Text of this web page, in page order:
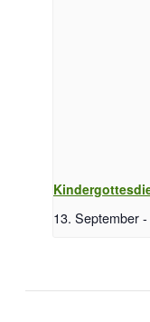
13. September